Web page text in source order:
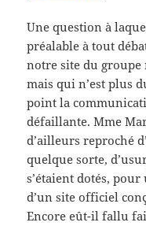
Une question à
préalable à tout
notre site du
mais qui n’est plus
point la
défaillante. Mme
d’ailleurs reproché
quelque sorte,
s’étaient dotés,
d’un site officiel
Encore eût-il fallu